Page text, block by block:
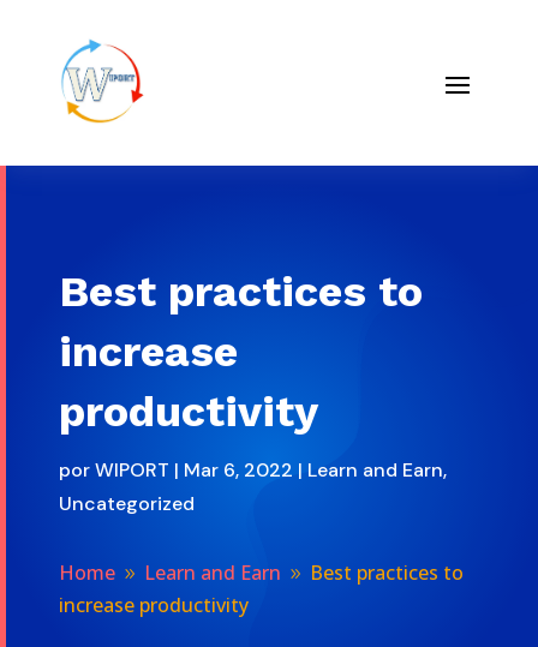
Best practices to
increase
productivity
porWIPORT | Mar 6, 2022 | Learn and Earn,
Uncategorized
Home 9 Learn and Earn 9
Best practices to
increase productivity